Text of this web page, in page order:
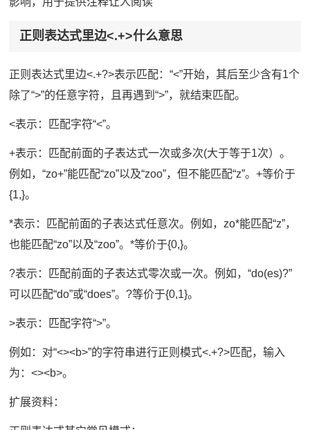
正则表达式里边<.+>什么意思
正则表达式里边<.+?>表示匹配：“<”开始，其后至少含有1个
除了“>”的任意字符，且再遇到“>”，就结束匹配。
<表示：匹配字符“<”。
+表示：匹配前面的子表达式一次或多次(大于等于1次）。
例如，“zo+”能匹配“zo”以及“zoo”，但不能匹配“z”。+等价于
{1,}。
*表示：匹配前面的子表达式任意次。例如，zo*能匹配“z”，
也能匹配“zo”以及“zoo”。*等价于{0,}。
?表示：匹配前面的子表达式零次或一次。例如，“do(es)?”
可以匹配“do”或“does”。?等价于{0,1}。
>表示：匹配字符“>”。
例如：对“<><b>”的字符串进行正则模式<.+?>匹配，输入
为：<><b>。
扩展资料：